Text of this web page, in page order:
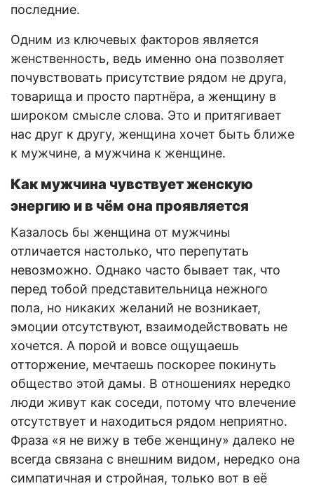
последние.
Одним из ключевых факторов является
женственность, ведь именно она позволяет
почувствовать присутствие рядом не друга,
товарища и просто партнёра, а женщину в
широком смысле слова. Это и притягивает
нас друг к другу, женщина хочет быть ближе
к мужчине, а мужчина к женщине.
Как мужчина чувствует женскую
энергию и в чём она проявляется
Казалось бы женщина от мужчины
отличается настолько, что перепутать
невозможно. Однако часто бывает так, что
перед тобой представительница нежного
пола, но никаких желаний не возникает,
эмоции отсутствуют, взаимодействовать не
хочется. А порой и вовсе ощущаешь
отторжение, мечтаешь поскорее покинуть
общество этой дамы. В отношениях нередко
люди живут как соседи, потому что влечение
отсутствует и находиться рядом неприятно.
Фраза «я не вижу в тебе женщину» далеко не
всегда связана с внешним видом, нередко она
симпатичная и стройная, только вот в её